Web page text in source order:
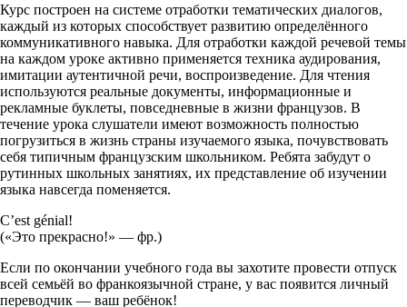
Курс построен на системе отработки тематических диалогов,
каждый из которых способствует развитию определённого
коммуникативного навыка. Для отработки каждой речевой темы
на каждом уроке активно применяется техника аудирования,
имитации аутентичной речи, воспроизведение. Для чтения
используются реальные документы, информационные и
рекламные буклеты, повседневные в жизни французов. В
течение урока слушатели имеют возможность полностью
погрузиться в жизнь страны изучаемого языка, почувствовать
себя типичным французским школьником. Ребята забудут о
рутинных школьных занятиях, их представление об изучении
языка навсегда поменяется.
C’est génial!
(«Это прекрасно!» — фр.)
Если по окончании учебного года вы захотите провести отпуск
всей семьёй во франкоязычной стране, у вас появится личный
переводчик — ваш ребёнок!